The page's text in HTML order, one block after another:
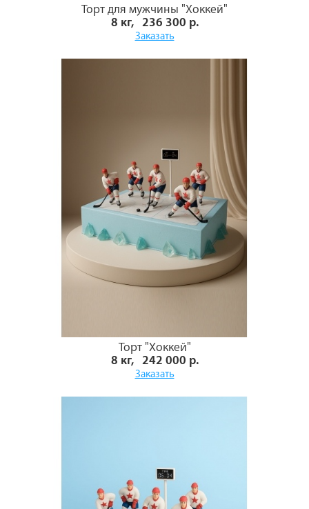
Торт для мужчины "Хоккей"
8 кг, 236 300 р.
Заказать
Торт "Хоккей"
8 кг, 242 000 р.
Заказать